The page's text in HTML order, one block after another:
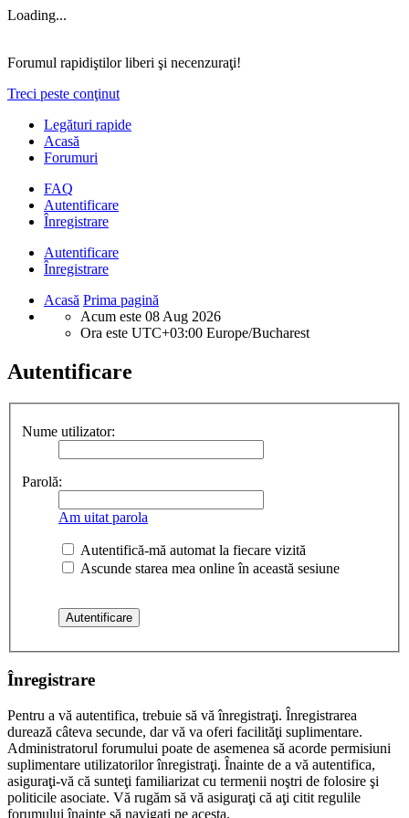
Loading...
Forumul rapidiştilor liberi şi necenzuraţi!
Treci peste conţinut
Legături rapide
Acasă
Forumuri
FAQ
Autentificare
Înregistrare
Autentificare
Înregistrare
Acasă Prima pagină
Acum este 08 Aug 2026
Ora este UTC+03:00 Europe/Bucharest
Autentificare
Nume utilizator:
Parolă:
Am uitat parola
Autentifică-mă automat la fiecare vizită
Ascunde starea mea online în această sesiune
Înregistrare
Pentru a vă autentifica, trebuie să vă înregistraţi. Înregistrarea
durează câteva secunde, dar vă va oferi facilităţi suplimentare.
Administratorul forumului poate de asemenea să acorde permisiuni
suplimentare utilizatorilor înregistraţi. Înainte de a vă autentifica,
asiguraţi-vă că sunteţi familiarizat cu termenii noştri de folosire şi
politicile asociate. Vă rugăm să vă asiguraţi că aţi citit regulile
forumului înainte să navigaţi pe acesta.